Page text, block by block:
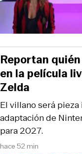
hace 52 min
El villano será
adaptación de
para 2027.
Reportan
en la película
Zelda